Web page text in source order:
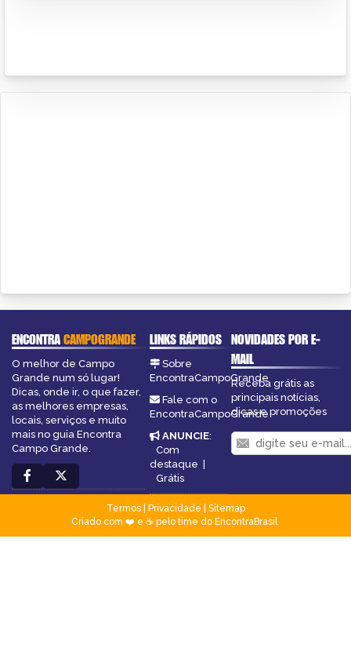
ENCONTRACAMPOGRANDE
O melhor de Campo
Grande num só lugar!
Dicas, onde ir, o que fazer,
as melhores empresas,
locais, serviços e muito
mais no guia Encontra
Campo Grande.
LINKS RÁPIDOS
Sobre
EncontraCampoGrande
Fale com o
EncontraCampoGrande
ANUNCIE:
Com
destaque |
Grátis
NOVIDADES POR E-
MAIL
Receba grátis as
principais notícias,
dicas e promoções
Termos| Privacidade
Sitemap
Criado com ❤️ e ☕ pelo time do EncontraBrasil